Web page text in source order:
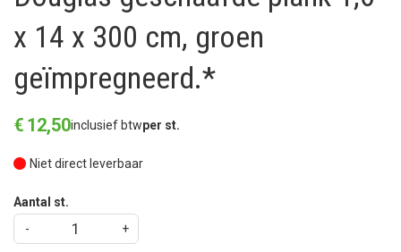
x 14 x 300 cm, groen
geïmpregneerd.*
€ 12,50inclusief btwper st.
Niet direct leverbaar
Aantal st.